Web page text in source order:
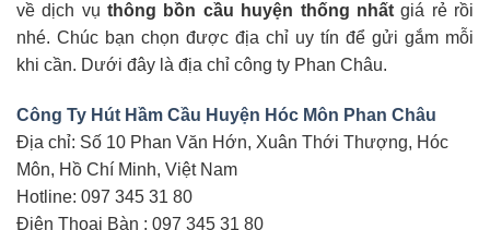
về dịch vụthông bồn cầu huyện thống nhấtgiá rẻ rồi
nhé. Chúc bạn chọn được địa chỉ uy tín để gửi gắm mỗi
khi cần. Dưới đây là địa chỉ công ty Phan Châu.
Công Ty Hút Hầm Cầu Huyện Hóc Môn Phan Châu
Địa chỉ: Số 10 Phan Văn Hớn, Xuân Thới Thượng, Hóc
Môn, Hồ Chí Minh, Việt Nam
Hotline: 097 345 31 80
Điện Thoại Bàn : 097 345 31 80